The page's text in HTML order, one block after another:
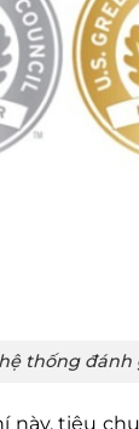
thống đánh
tiêu